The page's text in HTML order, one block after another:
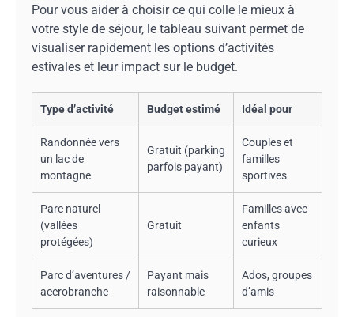
Pour vous aider à choisir ce qui colle le mieux à
votre style de séjour, le tableau suivant permet de
visualiser rapidement les options d’activités
estivales et leur impact sur le budget.
Type d’activité Budget estimé Idéal pour
Randonnée vers
un lac de
montagne
Gratuit (parking
parfois payant)
Couples et
familles
sportives
Parc naturel
(vallées
protégées)
Gratuit
Familles avec
enfants
curieux
Parc d’aventures /
accrobranche
Payant mais
raisonnable
Ados, groupes
d’amis